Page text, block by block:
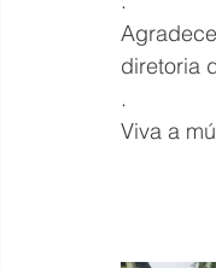
diretoria
.
Viva a